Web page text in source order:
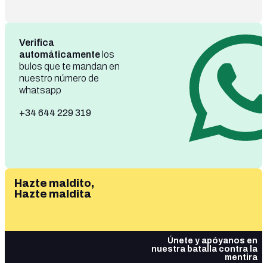
Verifica
automáticamente los
bulos que te mandan en
nuestro número de
whatsapp
+34 644 229 319
Hazte maldito,
Hazte maldita
Únete y apóyanos en
nuestra batalla contra la
mentira